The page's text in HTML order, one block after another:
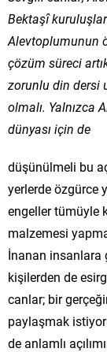
Bektaşî
Alevtoplumunun
çözüm süreci
zorunlu din dersi
olmalı. Yalnızca
dünyası için de
düşünülmeli bu
yerlerde özgürce
engeller tümüyle
malzemesi
İnanan insanlara
kişilerden de
canlar; bir
paylaşmak
de anlamlı